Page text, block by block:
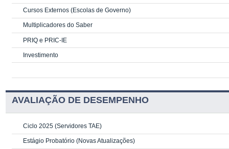
Cursos Externos (Escolas de Governo)
Multiplicadores do Saber
PRIQ e PRIC-IE
Investimento
AVALIAÇÃO DE DESEMPENHO
Ciclo 2025 (Servidores TAE)
Estágio Probatório (Novas Atualizações)